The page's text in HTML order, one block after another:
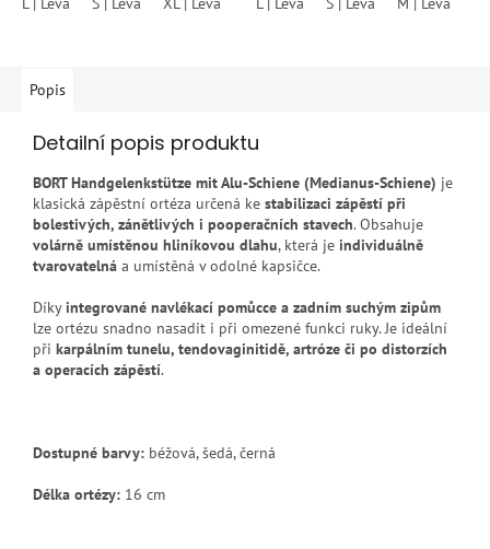
hvězdiček.
Popis
Detailní popis produktu
BORT Handgelenkstütze mit Alu-Schiene (Medianus-Schiene) je
klasická zápěstní ortéza určená ke stabilizaci zápěstí při
bolestivých, zánětlivých i pooperačních stavech. Obsahuje
volárně umístěnou hliníkovou dlahu, která je individuálně
tvarovatelná a umístěná v odolné kapsičce.
Díkyintegrované navlékací pomůcce a zadním suchým zipům
lze ortézu snadno nasadit i při omezené funkci ruky. Je ideální
při karpálním tunelu, tendovaginitidě, artróze či po distorzích
a operacích zápěstí.
Dostupné barvy: béžová, šedá, černá
Délka ortézy: 16 cm